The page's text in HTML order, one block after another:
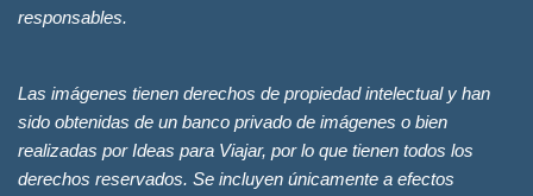
responsables.
Las imágenes tienen derechos de propiedad intelectual y han
sido obtenidas de un banco privado de imágenes o bien
realizadas por Ideas para Viajar, por lo que tienen todos los
derechos reservados. Se incluyen únicamente a efectos